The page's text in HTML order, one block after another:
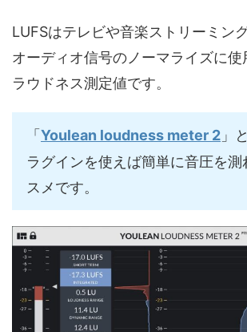
LUFSはテレビや音楽ストリーミン
オーディオ信号のノーマライズに
ラウドネス測定値です。
「Youlean loudness meter 2 」
ラグインを使えば簡単に音圧を測
スメです。